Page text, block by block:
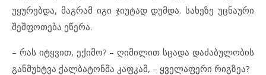
უყურებდა, მაგრამ იგი ჯიუტად დუმდა. სახეზე უცნაური
შეშფოთება ეწერა.
– რას იტყვით, ექიმო? – ღიმილით სცადა დაძაბულობის
განმუხტვა ქალბატონმა კაფკამ, – ყველაფერი რიგზეა?